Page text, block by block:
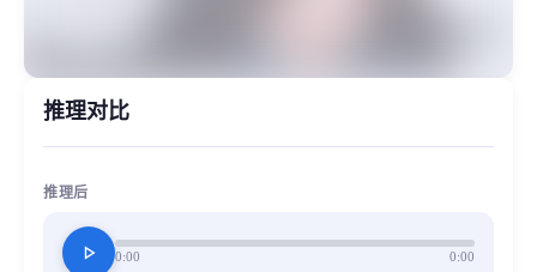
推理对比
推理后
play_arrow 0:00 0:00